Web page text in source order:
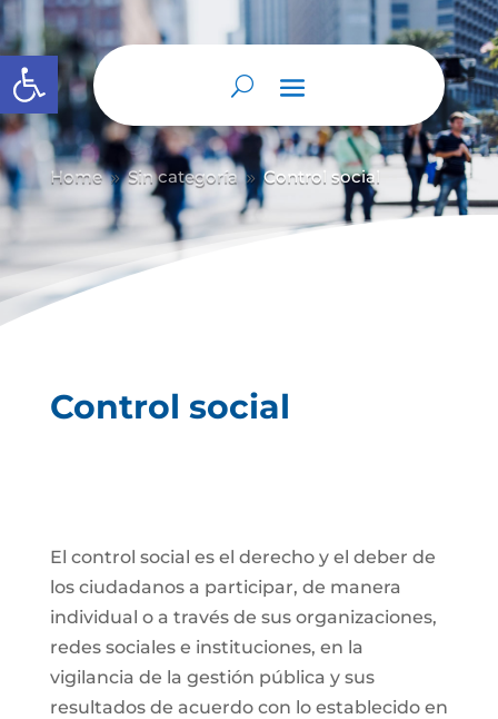
Abrir barra de herramientas
Home 9 Sin categoría 9 Control social
Control social
El control social es el derecho y el deber de
los ciudadanos a participar, de manera
individual o a través de sus organizaciones,
redes sociales e instituciones, en la
vigilancia de la gestión pública y sus
resultados de acuerdo con lo establecido en